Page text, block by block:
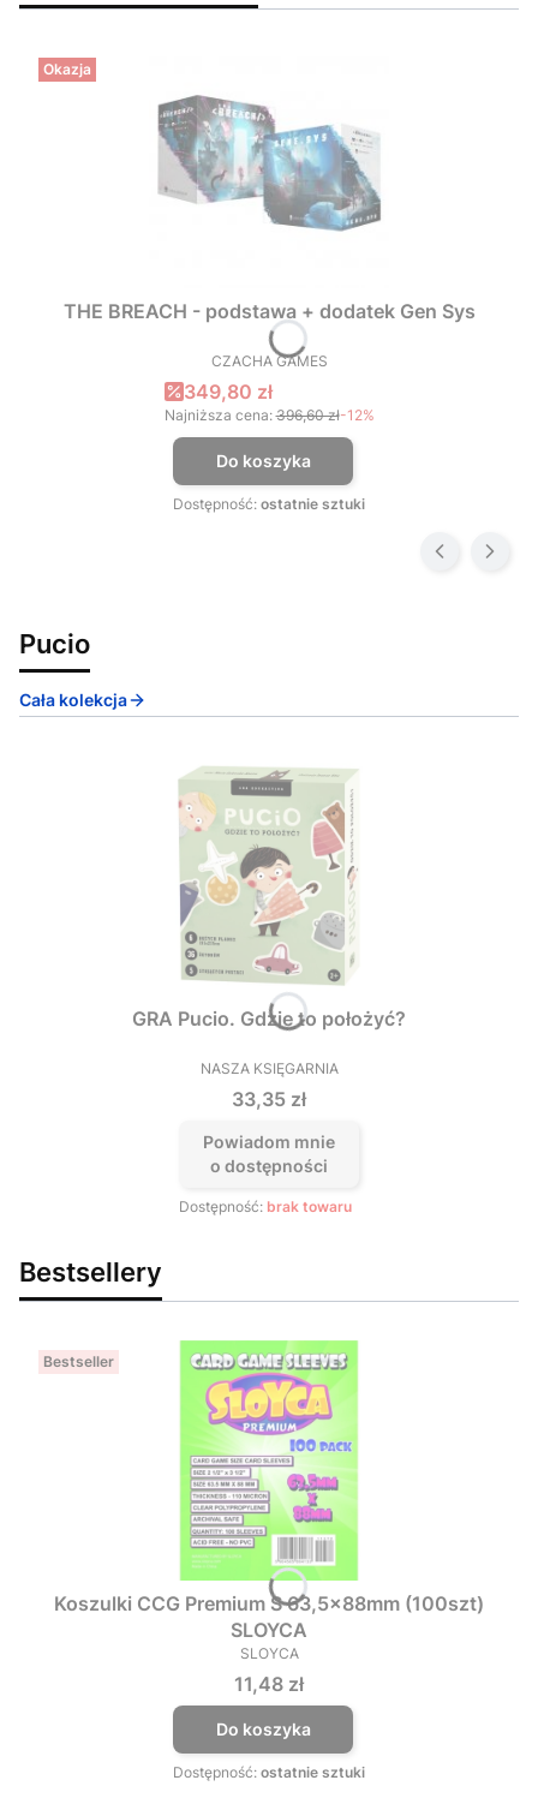
Okazja
THE BREACH - podstawa + dodatek Gen Sys
PRODUCENT
CZACHA GAMES
Cena promocyjna
349,80 zł
Najniższa cena: 396,60 zł-12%
Do koszyka
Dostępność: ostatnie sztuki
Pucio
Cała kolekcja
GRA Pucio. Gdzie to położyć?
PRODUCENT
NASZA KSIĘGARNIA
Cena
33,35 zł
Powiadom mnie
o dostępności
Dostępność: brak towaru
Bestsellery
Bestseller
Koszulki CCG Premium S 63,5x88mm (100szt)
SLOYCA
PRODUCENT
SLOYCA
Cena
11,48 zł
Do koszyka
Dostępność: ostatnie sztuki